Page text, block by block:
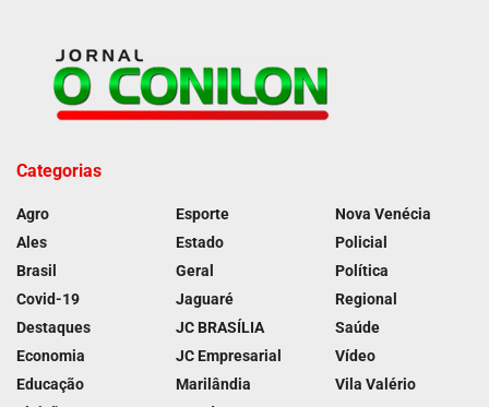
Categorias
Agro
Ales
Brasil
Covid-19
Destaques
Economia
Educação
Esporte
Estado
Geral
Jaguaré
JC BRASÍLIA
JC Empresarial
Marilândia
Nova Venécia
Policial
Política
Regional
Saúde
Vídeo
Vila Valério